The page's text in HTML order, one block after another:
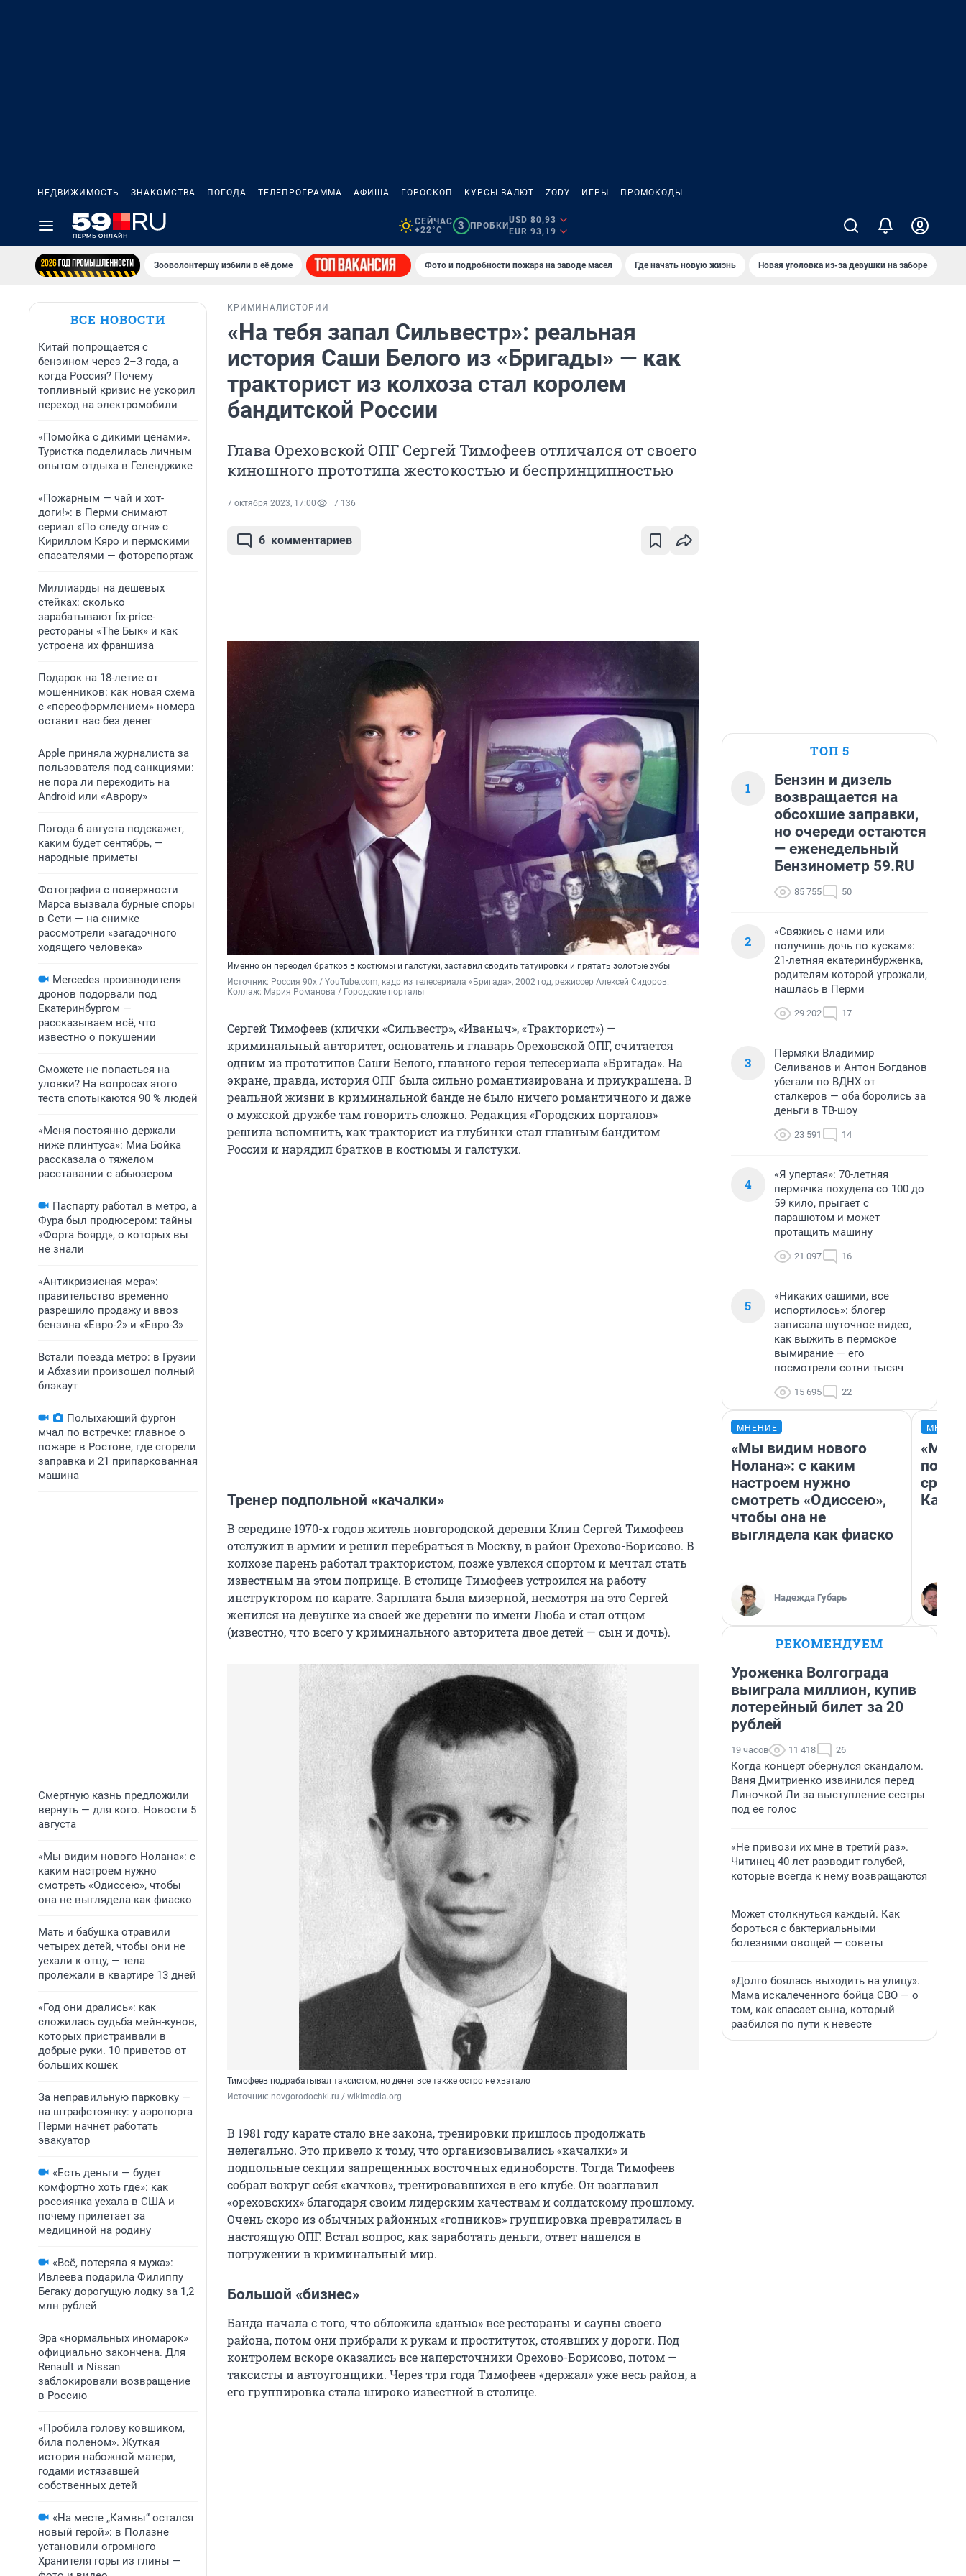
НЕДВИЖИМОСТЬ ЗНАКОМСТВА ПОГОДА ТЕЛЕПРОГРАММА АФИША ГОРОСКОП КУРСЫ ВАЛЮТ ZODY ИГРЫ ПРОМОКОДЫ
СЕЙЧАС
+22°C
3 ПРОБКИ
USD 80,93
EUR 93,19
Зооволонтершу избили в её доме Фото и подробности пожара на заводе масел Где начать новую жизнь Новая уголовка из-за девушки на заборе
ВСЕ НОВОСТИ
Китай попрощается с
бензином через 2–3 года, а
когда Россия? Почему
топливный кризис не ускорил
переход на электромобили
«Помойка с дикими ценами».
Туристка поделилась личным
опытом отдыха в Геленджике
«Пожарным — чай и хот-
доги!»: в Перми снимают
сериал «По следу огня» с
Кириллом Кяро и пермскими
спасателями — фоторепортаж
Миллиарды на дешевых
стейках: сколько
зарабатывают fix-price-
рестораны «The Бык» и как
устроена их франшиза
Подарок на 18-летие от
мошенников: как новая схема
с «переоформлением» номера
оставит вас без денег
Apple приняла журналиста за
пользователя под санкциями:
не пора ли переходить на
Android или «Аврору»
Погода 6 августа подскажет,
каким будет сентябрь, —
народные приметы
Фотография с поверхности
Марса вызвала бурные споры
в Сети — на снимке
рассмотрели «загадочного
ходящего человека»
Mercedes производителя
дронов подорвали под
Екатеринбургом —
рассказываем всё, что
известно о покушении
Сможете не попасться на
уловки? На вопросах этого
теста спотыкаются 90 % людей
«Меня постоянно держали
ниже плинтуса»: Миа Бойка
рассказала о тяжелом
расставании с абьюзером
Паспарту работал в метро, а
Фура был продюсером: тайны
«Форта Боярд», о которых вы
не знали
«Антикризисная мера»:
правительство временно
разрешило продажу и ввоз
бензина «Евро-2» и «Евро-3»
Встали поезда метро: в Грузии
и Абхазии произошел полный
блэкаут
Полыхающий фургон
мчал по встречке: главное о
пожаре в Ростове, где сгорели
заправка и 21 припаркованная
машина
Смертную казнь предложили
вернуть — для кого. Новости 5
августа
«Мы видим нового Нолана»: с
каким настроем нужно
смотреть «Одиссею», чтобы
она не выглядела как фиаско
Мать и бабушка отравили
четырех детей, чтобы они не
уехали к отцу, — тела
пролежали в квартире 13 дней
«Год они дрались»: как
сложилась судьба мейн-кунов,
которых пристраивали в
добрые руки. 10 приветов от
больших кошек
За неправильную парковку —
на штрафстоянку: у аэропорта
Перми начнет работать
эвакуатор
«Есть деньги — будет
комфортно хоть где»: как
россиянка уехала в США и
почему прилетает за
медициной на родину
«Всё, потеряла я мужа»:
Ивлеева подарила Филиппу
Бегаку дорогущую лодку за 1,2
млн рублей
Эра «нормальных иномарок»
официально закончена. Для
Renault и Nissan
заблокировали возвращение
в Россию
«Пробила голову ковшиком,
била поленом». Жуткая
история набожной матери,
годами истязавшей
собственных детей
«На месте „Камвы“ остался
новый герой»: в Полазне
установили огромного
Хранителя горы из глины —
КРИМИНАЛ ИСТОРИИ
«На тебя запал Сильвестр»: реальная
история Саши Белого из «Бригады» — как
тракторист из колхоза стал королем
бандитской России
Глава Ореховской ОПГ Сергей Тимофеев отличался от своего
киношного прототипа жестокостью и беспринципностью
7 октября 2023, 17:00 7 136
6 комментариев
Именно он переодел братков в костюмы и галстуки, заставил сводить татуировки и прятать золотые зубы
Источник: Россия 90х / YouTube.com, кадр из телесериала «Бригада», 2002 год, режиссер Алексей Сидоров.
Коллаж: Мария Романова / Городские порталы
Сергей Тимофеев (клички «Сильвестр», «Иваныч», «Тракторист») —
криминальный авторитет, основатель и главарь Ореховской ОПГ, считается
одним из прототипов Саши Белого, главного героя телесериала «Бригада». На
экране, правда, история ОПГ была сильно романтизирована и приукрашена. В
реальной жизни в криминальной банде не было ничего романтичного и даже
о мужской дружбе там говорить сложно. Редакция «Городских порталов»
решила вспомнить, как тракторист из глубинки стал главным бандитом
России и нарядил братков в костюмы и галстуки.
Тренер подпольной «качалки»
В середине 1970-х годов житель новгородской деревни Клин Сергей Тимофеев
отслужил в армии и решил перебраться в Москву, в район Орехово-Борисово. В
колхозе парень работал трактористом, позже увлекся спортом и мечтал стать
известным на этом поприще. В столице Тимофеев устроился на работу
инструктором по карате. Зарплата была мизерной, несмотря на это Сергей
женился на девушке из своей же деревни по имени Люба и стал отцом
(известно, что всего у криминального авторитета двое детей — сын и дочь).
Тимофеев подрабатывал таксистом, но денег все также остро не хватало
Источник: novgorodochki.ru / wikimedia.org
В 1981 году карате стало вне закона, тренировки пришлось продолжать
нелегально. Это привело к тому, что организовывались «качалки» и
подпольные секции запрещенных восточных единоборств. Тогда Тимофеев
собрал вокруг себя «качков», тренировавшихся в его клубе. Он возглавил
«ореховских» благодаря своим лидерским качествам и солдатскому прошлому.
Очень скоро из обычных районных «гопников» группировка превратилась в
настоящую ОПГ. Встал вопрос, как заработать деньги, ответ нашелся в
погружении в криминальный мир.
Большой «бизнес»
Банда начала с того, что обложила «данью» все рестораны и сауны своего
района, потом они прибрали к рукам и проституток, стоявших у дороги. Под
контролем вскоре оказались все наперсточники Орехово-Борисово, потом —
таксисты и автоугонщики. Через три года Тимофеев «держал» уже весь район, а
его группировка стала широко известной в столице.
ТОП 5
1
Бензин и дизель
возвращается на
обсохшие заправки,
но очереди остаются
— еженедельный
Бензинометр 59.RU
85 755 50
2
«Свяжись с нами или
получишь дочь по кускам»:
21-летняя екатеринбурженка,
родителям которой угрожали,
нашлась в Перми
29 202 17
3
Пермяки Владимир
Селиванов и Антон Богданов
убегали по ВДНХ от
сталкеров — оба боролись за
деньги в ТВ-шоу
23 591 14
4
«Я упертая»: 70-летняя
пермячка похудела со 100 до
59 кило, прыгает с
парашютом и может
протащить машину
21 097 16
5
«Никаких сашими, все
испортилось»: блогер
записала шуточное видео,
как выжить в пермское
вымирание — его
посмотрели сотни тысяч
15 695 22
МНЕНИЕ
«Мы видим нового
Нолана»: с каким
настроем нужно
смотреть «Одиссею»,
чтобы она не
выглядела как фиаско
Надежда Губарь
РЕКОМЕНДУЕМ
Уроженка Волгограда
выиграла миллион, купив
лотерейный билет за 20
рублей
19 часов 11 418 26
Когда концерт обернулся скандалом.
Ваня Дмитриенко извинился перед
Линочкой Ли за выступление сестры
под ее голос
«Не привози их мне в третий раз».
Читинец 40 лет разводит голубей,
которые всегда к нему возвращаются
Может столкнуться каждый. Как
бороться с бактериальными
болезнями овощей — советы
«Долго боялась выходить на улицу».
Мама искалеченного бойца СВО — о
том, как спасает сына, который
разбился по пути к невесте